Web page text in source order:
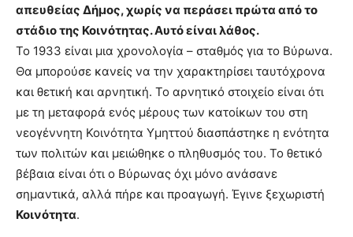
porn
απευθείας Δήμος, χωρίς να περάσει πρώτα από το
στάδιο της Κοινότητας. Αυτό είναι λάθος.
Το 1933 είναι μια χρονολογία – σταθμός για το Βύρωνα.
Θα μπορούσε κανείς να την χαρακτηρίσει ταυτόχρονα
και θετική και αρνητική. Το αρνητικό στοιχείο είναι ότι
με τη μεταφορά ενός μέρους των κατοίκων του στη
νεογέννητη Κοινότητα Υμηττού διασπάστηκε η ενότητα
των πολιτών και μειώθηκε ο πληθυσμός του. Το θετικό
βέβαια είναι ότι ο Βύρωνας όχι μόνο ανάσανε
σημαντικά, αλλά πήρε και προαγωγή. Έγινε ξεχωριστή
Κοινότητα.